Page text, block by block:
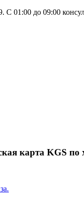
01:00 до 09:00
карта KGS по